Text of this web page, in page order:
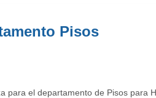
Pisos
para el departamento de Pisos para